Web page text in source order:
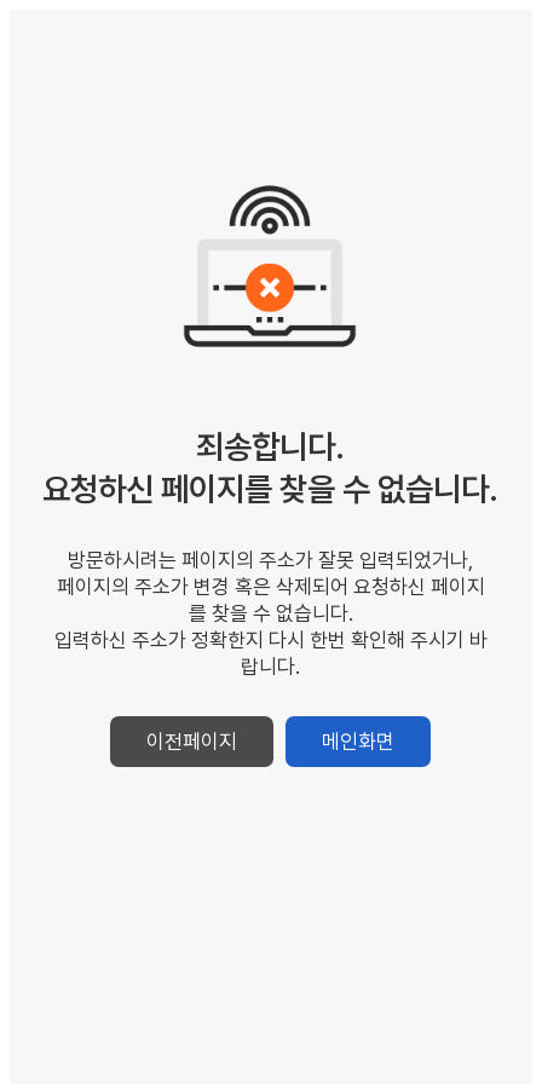
죄송합니다.
요청하신 페이지를 찾을 수 없습니다.
방문하시려는 페이지의 주소가 잘못 입력되었거나,
페이지의 주소가 변경 혹은 삭제되어 요청하신 페이지
를 찾을 수 없습니다.
입력하신 주소가 정확한지 다시 한번 확인해 주시기 바
랍니다.
이전페이지 메인화면